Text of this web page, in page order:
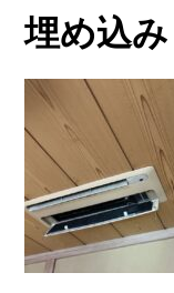
埋め込み